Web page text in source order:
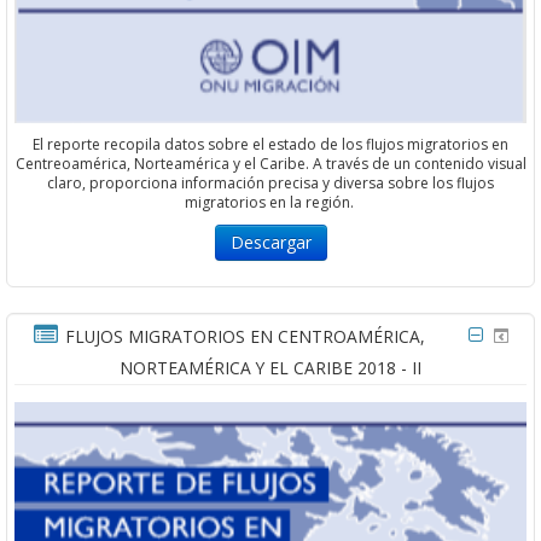
El reporte recopila datos sobre el estado de los flujos migratorios en
Centreoamérica, Norteamérica y el Caribe. A través de un contenido visual
claro, proporciona información precisa y diversa sobre los flujos
migratorios en la región.
Descargar
FLUJOS MIGRATORIOS EN CENTROAMÉRICA,
NORTEAMÉRICA Y EL CARIBE 2018 - II